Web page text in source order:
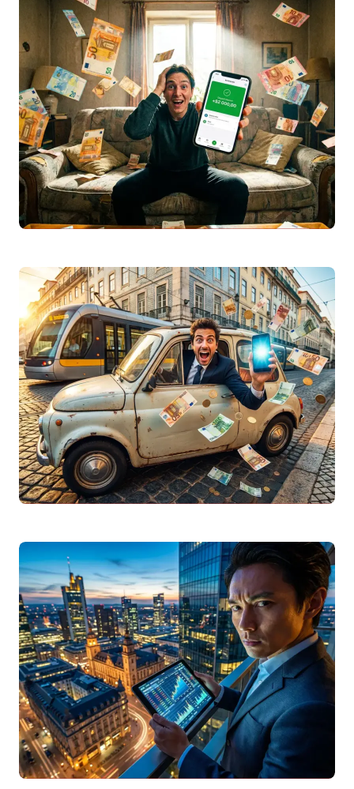
Descubra como encontrar a eletricidade
mais barata em 2026 em Portugal. Guia
completo sobre o mercado livre, simulador
da ERSE…
Leggi articolo
Verificar o Estado
Saiba tudo sobre o reembolsoIRS2026:
prazos de pagamento, como consultar o
estado no Portal das Finanças e o…
Leggi articolo
e Poupar na Apólice
Descubra como encontrar um seguro
automóvel barato em 2026. Guia completo
sobre comparadores, franquias,
coberturas e dicas para poupar na…
Leggi articolo